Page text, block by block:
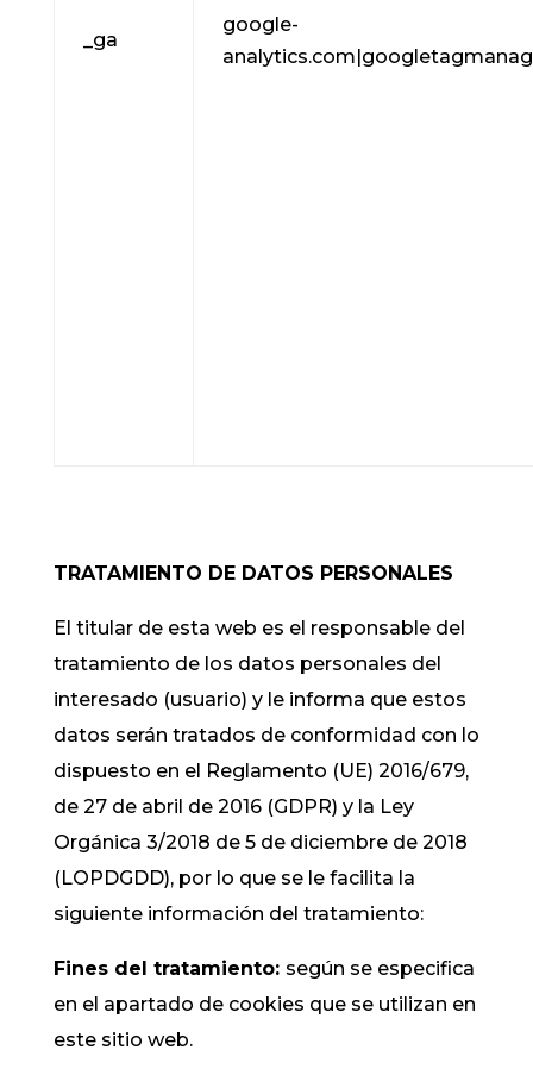
_ga
google-
TRATAMIENTO DE DATOS PERSONALES
El titular de esta web es el responsable del
tratamiento de los datos personales del
interesado (usuario) y le informa que estos
datos serán tratados de conformidad con lo
dispuesto en el Reglamento (UE) 2016/679,
de 27 de abril de 2016 (GDPR) y la Ley
Orgánica 3/2018 de 5 de diciembre de 2018
(LOPDGDD), por lo que se le facilita la
siguiente información del tratamiento:
Fines del tratamiento: según se especifica
en el apartado de cookies que se utilizan en
este sitio web.